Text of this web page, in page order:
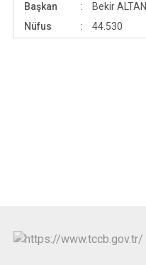
Başkan
Bekir ALTAN
Nüfus
44.530